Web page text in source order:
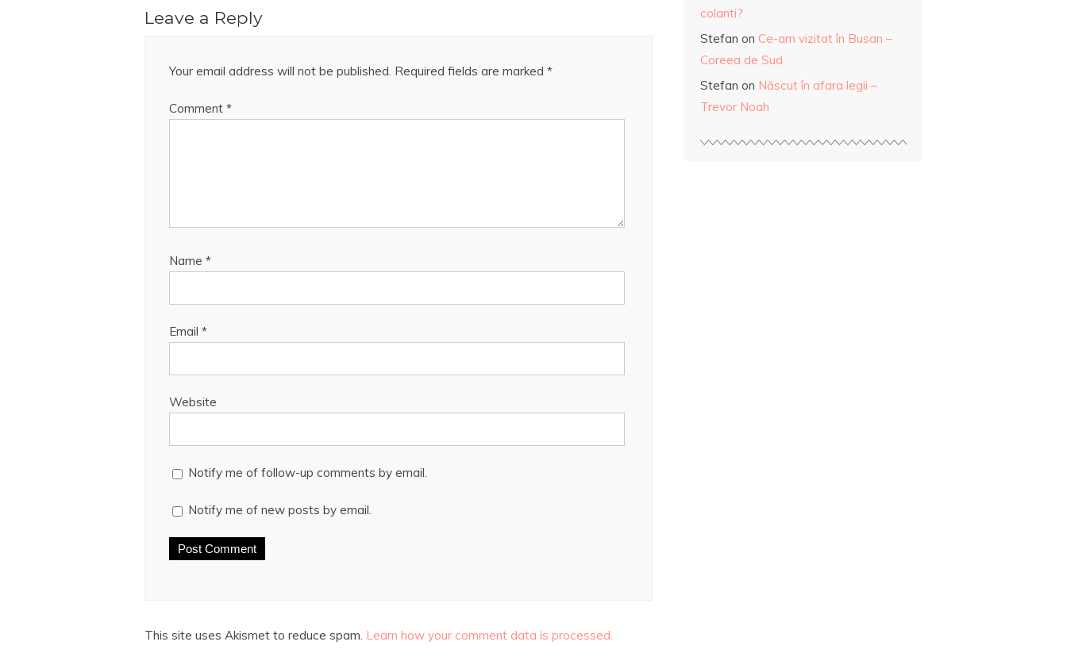
Leave a Reply
Your email address will not be published. Required fields are marked *
Comment *
Name *
Email *
Website
Notify me of follow-up comments by email.
Notify me of new posts by email.
This site uses Akismet to reduce spam. Learn how your comment data is processed.
colanti?
Stefan on Ce-am vizitat în Busan –
Coreea de Sud
Stefan on Născut în afara legii –
Trevor Noah